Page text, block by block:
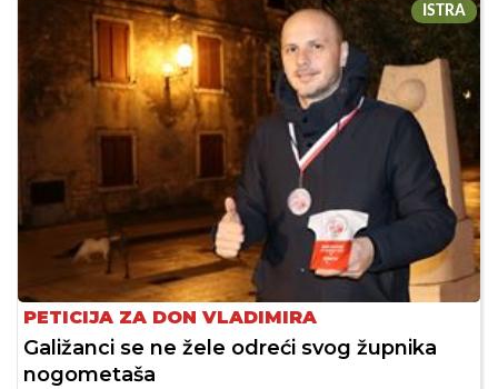
ISTRA
PETICIJA ZA DON VLADIMIRA
Galižanci se ne žele odreći svog župnika
nogometaša